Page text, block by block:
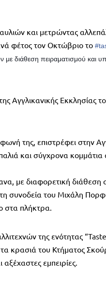
και μετρώντας
φέτος τον Οκτώβριο το
διάθεση πειραματισμού και
Αγγλικανικής Εκκλησίας
της, επιστρέφει στην
και σύγχρονα κομμάτια
με διαφορετική διάθεση
συνοδεία του Μιχάλη
στα πλήκτρα.
της ενότητας
κρασιά του Κτήματος
εμπειρίες.